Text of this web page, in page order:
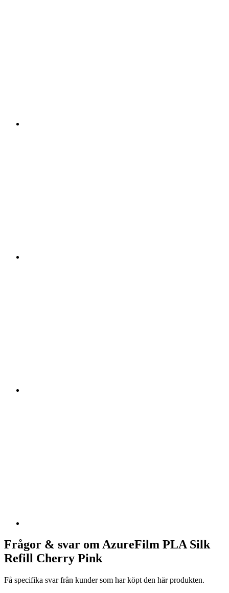
Frågor & svar om AzureFilm PLA Silk
Refill Cherry Pink
Få specifika svar från kunder som har köpt den här produkten.